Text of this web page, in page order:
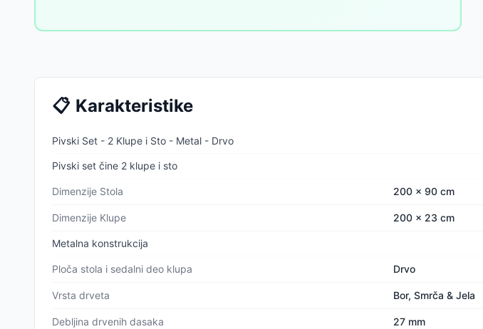
📋 Karakteristike
Pivski Set - 2 Klupe i Sto - Metal - Drvo
Pivski set čine 2 klupe i sto
Dimenzije Stola 200 x 90 cm
Dimenzije Klupe 200 x 23 cm
Metalna konstrukcija
Ploča stola i sedalni deo klupa Drvo
Vrsta drveta Bor, Smrča & Jela
Debljina drvenih dasaka 27 mm